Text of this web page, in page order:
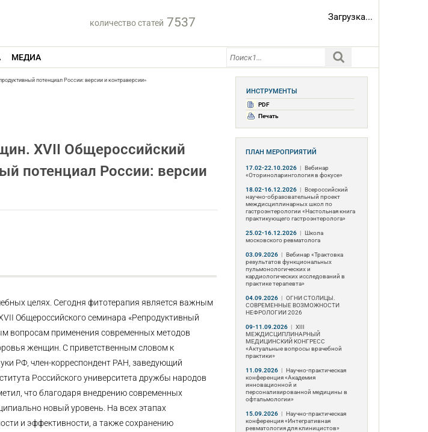
количество статей 7537 Загрузка...
МЕДИА
потенциал России: версии и контраверсии»
XVII Общероссийский
потенциал России: версии
целях. Сегодня фитотерапия является важным
Общероссийского семинара «Репродуктивный
вопросам применения современных методов
женщин. С приветственным словом к
РФ, член-корреспондент РАН, заведующий
Российского университета дружбы народов
что благодаря внедрению современных
новый уровень. На всех этапах
и эффективности, а также сохранению
ИНСТРУМЕНТЫ
PDF
Печать
ПЛАН МЕРОПРИЯТИЙ
17.02-22.10.2026 | Вебинар
«Оториноларингология в фокусе»
18.02-16.12.2026 | Всероссийский
научно-образовательный проект
междисциплинарных школ по
гастроэнтерологии «Настольная книга
практикующего гастроэнтеролога»
25.02-16.12.2026 | Школа
московского ревматолога
03.09.2026 | Вебинар «Трактовка
результатов функциональных
пульмонологических и
кардиологических исследований в
практике терапевта»
04.09.2026 | ОГНИ СТОЛИЦЫ.
СОВРЕМЕННЫЕ ВОЗМОЖНОСТИ
НЕФРОЛОГИИ 2026
09-11.09.2026 | ХIII
МЕЖДИСЦИПЛИНАРНЫЙ
МЕДИЦИНСКИЙ КОНГРЕСС
«Актуальные вопросы врачебной
практики»
11.09.2026 | Научно-практическая
конференция «Академия
инновационной и
персонализированной медицины в
офтальмологии»
15.09.2026 | Научно-практическая
конференция «Интегративная
ревматология для клиницистов»